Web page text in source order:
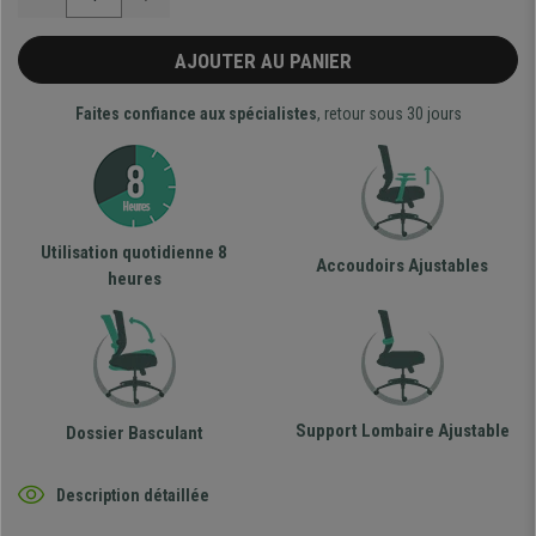
AJOUTER AU PANIER
Faites confiance aux spécialistes, retour sous 30 jours
Utilisation quotidienne 8
heures
Accoudoirs Ajustables
Dossier Basculant Support Lombaire Ajustable
Description détaillée